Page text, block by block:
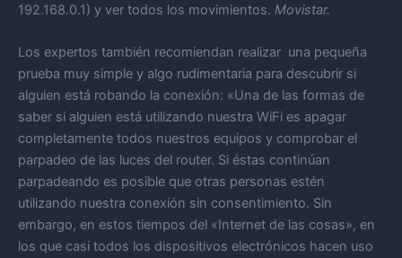
192.168.0.1) y ver todos los movimientos. Movistar.
Los expertos también recomiendan realizar una pequeña
prueba muy simple y algo rudimentaria para descubrir si
alguien está robando la conexión: «Una de las formas de
saber si alguien está utilizando nuestra WiFi es apagar
completamente todos nuestros equipos y comprobar el
parpadeo de las luces del router. Si éstas continúan
parpadeando es posible que otras personas estén
utilizando nuestra conexión sin consentimiento. Sin
embargo, en estos tiempos del «Internet de las cosas», en
los que casi todos los dispositivos electrónicos hacen uso